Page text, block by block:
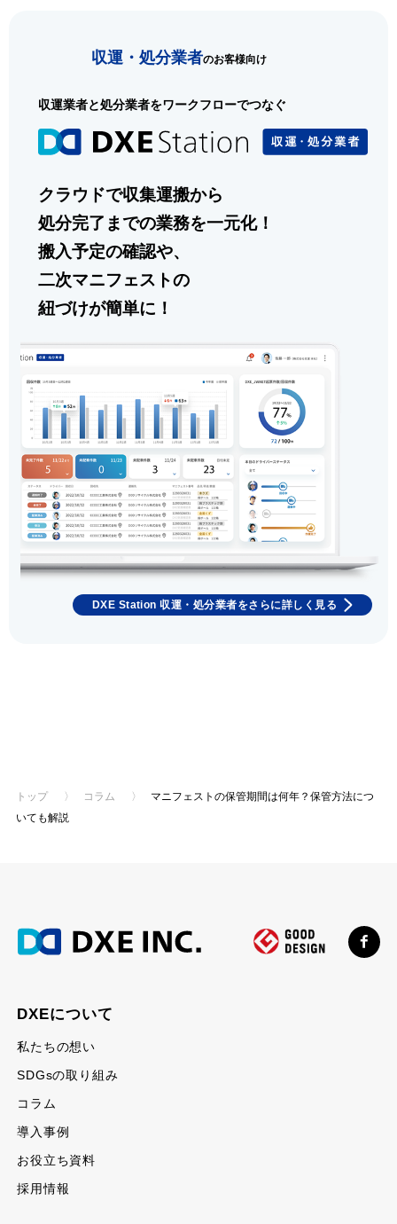
収運・処分業者のお客様向け
収運業者と処分業者をワークフローでつなぐ
クラウドで収集運搬から
処分完了までの業務を一元化！
搬入予定の確認や、
二次マニフェストの
紐づけが簡単に！
DXE Station 収運・処分業者をさらに詳しく見る
トップ 〉 コラム 〉
マニフェストの保管期間は何年？保管方法につ
いても解説
DXEについて
私たちの想い
SDGsの取り組み
コラム
導入事例
お役立ち資料
採用情報